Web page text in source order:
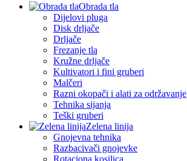
Obrada tla
Dijelovi pluga
Disk drljače
Drljače
Frezanje tla
Kružne drljače
Kultivatori i fini gruberi
Malčeri
Razni okopači i alati za održavanje
Tehnika sijanja
Teški gruberi
Zelena linija
Gnojevna tehnika
Razbacivači gnojevke
Rotaciona kosilica